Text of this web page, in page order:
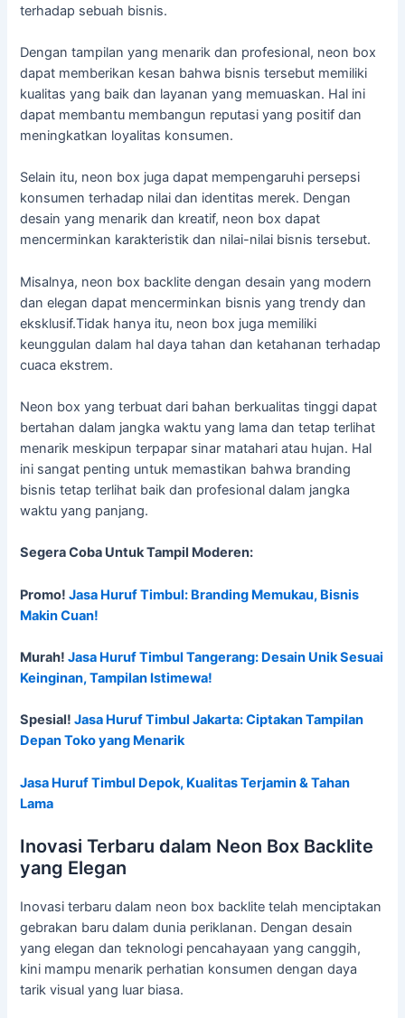
terhadap sebuah bisnis.
Dengan tampilan yang menarik dan profesional, neon box
dapat memberikan kesan bahwa bisnis tersebut memiliki
kualitas yang baik dan layanan yang memuaskan. Hal ini
dapat membantu membangun reputasi yang positif dan
meningkatkan loyalitas konsumen.
Selain itu, neon box juga dapat mempengaruhi persepsi
konsumen terhadap nilai dan identitas merek. Dengan
desain yang menarik dan kreatif, neon box dapat
mencerminkan karakteristik dan nilai-nilai bisnis tersebut.
Misalnya, neon box backlite dengan desain yang modern
dan elegan dapat mencerminkan bisnis yang trendy dan
eksklusif.Tidak hanya itu, neon box juga memiliki
keunggulan dalam hal daya tahan dan ketahanan terhadap
cuaca ekstrem.
Neon box yang terbuat dari bahan berkualitas tinggi dapat
bertahan dalam jangka waktu yang lama dan tetap terlihat
menarik meskipun terpapar sinar matahari atau hujan. Hal
ini sangat penting untuk memastikan bahwa branding
bisnis tetap terlihat baik dan profesional dalam jangka
waktu yang panjang.
Segera Coba Untuk Tampil Moderen:
Promo!Jasa Huruf Timbul: Branding Memukau, Bisnis
Makin Cuan!
Murah!Jasa Huruf Timbul Tangerang: Desain Unik Sesuai
Keinginan, Tampilan Istimewa!
Spesial!Jasa Huruf Timbul Jakarta: Ciptakan Tampilan
Depan Toko yang Menarik
Jasa Huruf Timbul Depok, Kualitas Terjamin & Tahan
Lama
Inovasi Terbaru dalam Neon Box Backlite
yang Elegan
Inovasi terbaru dalam neon box backlite telah menciptakan
gebrakan baru dalam dunia periklanan. Dengan desain
yang elegan dan teknologi pencahayaan yang canggih,
kini mampu menarik perhatian konsumen dengan daya
tarik visual yang luar biasa.